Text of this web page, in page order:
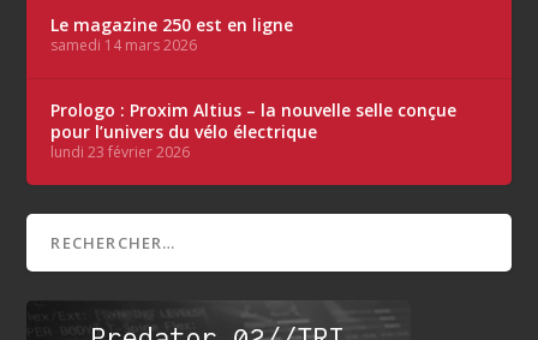
Le magazine 250 est en ligne
samedi 14 mars 2026
Prologo : Proxim Altius – la nouvelle selle conçue
pour l’univers du vélo électrique
lundi 23 février 2026